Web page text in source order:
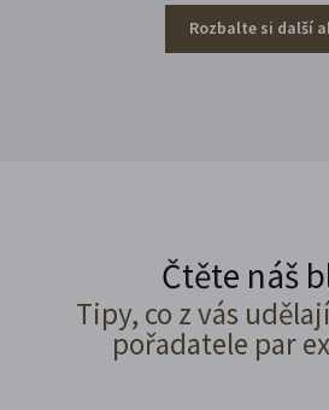
Rozbalte si další
Čtěte náš
Tipy, co z vás
pořadatele par